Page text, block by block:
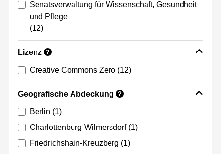
Senatsverwaltung für Wissenschaft, Gesundheit
und Pflege
(12)
Lizenz ?
Creative Commons Zero (12)
Geografische Abdeckung ?
Berlin (1)
Charlottenburg-Wilmersdorf (1)
Friedrichshain-Kreuzberg (1)